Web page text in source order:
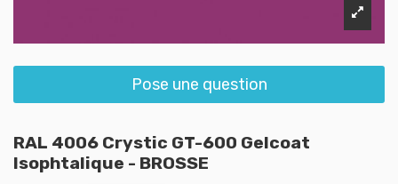
Pose une question
RAL 4006 Crystic GT-600 Gelcoat
Isophtalique - BROSSE